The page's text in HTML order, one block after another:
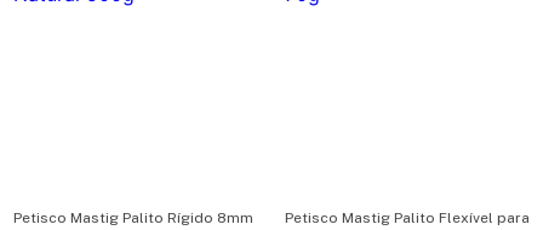
Petisco Mastig Palito Rígido 8mm
Petisco Mastig Palito Flexível para